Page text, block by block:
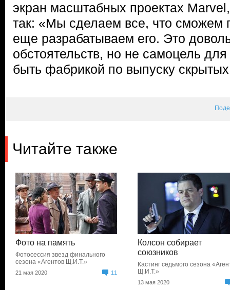
экран масштабных проектах
так: «Мы сделаем все, что сможем
еще разрабатываем его. Это
обстоятельств, но не самоцель
быть фабрикой по выпуску
Читайте также
Фото на память
Фотосессия звезд финального
сезона «Агентов Щ.И.Т.»
21 мая 2020 11
Колсон собирает
союзников
Кастинг седьмого сезона
Щ.И.Т.»
13 мая 2020